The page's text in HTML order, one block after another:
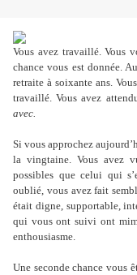
Vous avez travaillé. Vous
chance vous est donnée.
retraite à soixante ans.
travaillé. Vous avez
avec.
Si vous approchez aujourd’
la vingtaine. Vous avez
possibles que celui qui s’
oublié, vous avez fait
était digne, supportable,
qui vous ont suivi ont
enthousiasme.
Une seconde chance vous